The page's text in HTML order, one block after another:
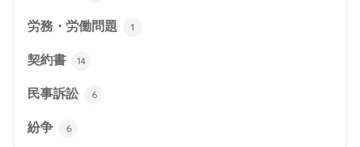
労務・労働問題 1
契約書 14
民事訴訟 6
紛争 6